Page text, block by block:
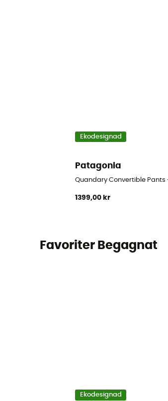
Ekodesignad
Patagonia
Quandary Convertible
1399,00 kr
Favoriter Begagnat
Ekodesignad